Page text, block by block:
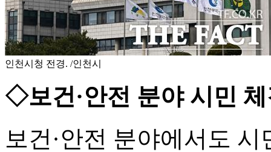
인천시청 전경. /인천시
◇보건·안전 분야 시민
보건·안전 분야에서도